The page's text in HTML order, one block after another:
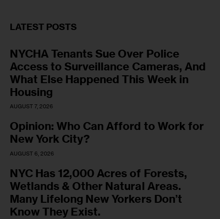
LATEST POSTS
NYCHA Tenants Sue Over Police
Access to Surveillance Cameras, And
What Else Happened This Week in
Housing
AUGUST 7, 2026
Opinion: Who Can Afford to Work for
New York City?
AUGUST 6, 2026
NYC Has 12,000 Acres of Forests,
Wetlands & Other Natural Areas.
Many Lifelong New Yorkers Don’t
Know They Exist.